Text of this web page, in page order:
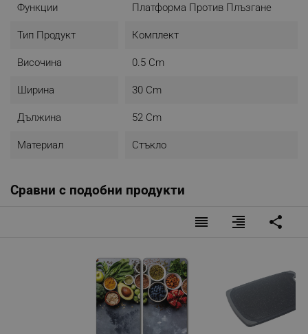
Функции Платформа Против Плъзгане
Тип Продукт Комплект
Височина 0.5 Cm
Ширина 30 Cm
Дължина 52 Cm
Материал Стъкло
Сравни с подобни продукти
reorder format_align_right share